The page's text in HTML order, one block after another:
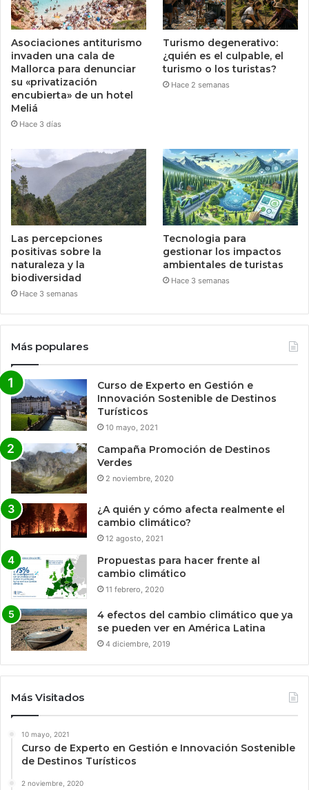
Asociaciones antiturismo
invaden una cala de
Mallorca para denunciar
su «privatización
encubierta» de un hotel
Meliá
Hace 3 días
Turismo degenerativo:
¿quién es el culpable, el
turismo o los turistas?
Hace 2 semanas
Las percepciones
positivas sobre la
naturaleza y la
biodiversidad
Hace 3 semanas
Tecnologia para
gestionar los impactos
ambientales de turistas
Hace 3 semanas
Más populares
Curso de Experto en Gestión e
Innovación Sostenible de Destinos
Turísticos
10 mayo, 2021
Campaña Promoción de Destinos
Verdes
2 noviembre, 2020
¿A quién y cómo afecta realmente el
cambio climático?
12 agosto, 2021
Propuestas para hacer frente al
cambio climático
11 febrero, 2020
4 efectos del cambio climático que ya
se pueden ver en América Latina
4 diciembre, 2019
Más Visitados
10 mayo, 2021
Curso de Experto en Gestión e Innovación Sostenible
de Destinos Turísticos
2 noviembre, 2020